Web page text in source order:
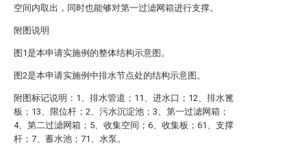
空间内取出，同时也能够对第一过滤网箱进行支撑。
附图说明
图1是本申请实施例的整体结构示意图。
图2是本申请实施例中排水节点处的结构示意图。
附图标记说明：1、排水管道；11、进水口；12、排水篦
板；13、限位杆；2、污水沉淀池；3、第一过滤网箱；
4、第二过滤网箱；5、收集空间；6、收集板；61、支撑
杆；7、蓄水池；71、水泵。